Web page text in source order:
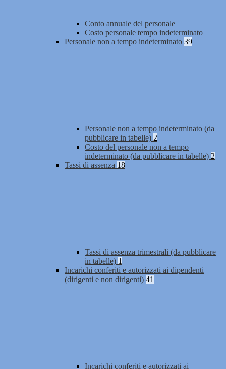
Conto annuale del personale
Costo personale tempo indeterminato
Personale non a tempo indeterminato 39
Personale non a tempo indeterminato (da
pubblicare in tabelle) 2
Costo del personale non a tempo
indeterminato (da pubblicare in tabelle) 2
Tassi di assenza 18
Tassi di assenza trimestrali (da pubblicare
in tabelle) 1
Incarichi conferiti e autorizzati ai dipendenti
(dirigenti e non dirigenti) 41
Incarichi conferiti e autorizzati ai